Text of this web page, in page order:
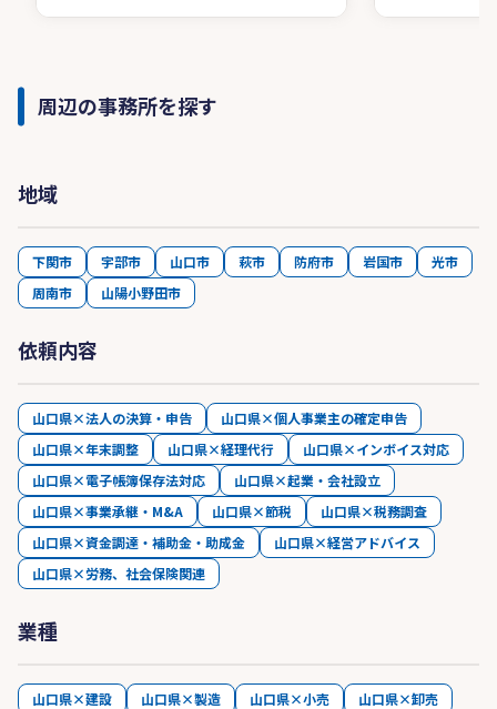
周辺の事務所を探す
地域
下関市 宇部市 山口市 萩市 防府市 岩国市
光市
周南市
山陽小野田市
依頼内容
山口県×法人の決算・申告
山口県×個人事業主の確定申告
山口県×年末調整
山口県×経理代行
山口県×インボイス対応
山口県×電子帳簿保存法対応
山口県×起業・会社設立
山口県×事業承継・M&A
山口県×節税
山口県×税務調査
山口県×資金調達・補助金・助成金
山口県×経営アドバイス
山口県×労務、社会保険関連
業種
山口県×建設 山口県×製造 山口県×小売
山口県×卸売